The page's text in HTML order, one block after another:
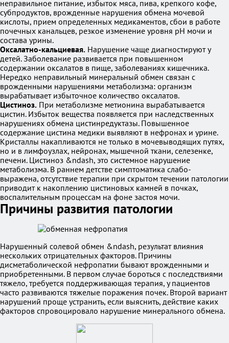
неправильное питание, избыток мяса, пива, крепкого кофе,
субпродуктов, врожденные нарушения обмена мочевой
кислоты, прием определенных медикаментов, сбои в работе
почечных канальцев, резкое изменение уровня рН мочи и
состава урины.
Оксалатно-кальциевая. Нарушение чаще диагностируют у
детей. Заболевание развивается при повышенном
содержании оксалатов в пище, заболеваниях кишечника.
Нередко неправильный минеральный обмен связан с
врожденными нарушениями метаболизма: организм
вырабатывает избыточное количество оксалатов.
Цистиноз. При метаболизме метионина вырабатывается
цистин. Избыток вещества появляется при наследственных
нарушениях обмена цистинредуктазы. Повышенное
содержание цистина медики выявляют в нефронах и урине.
Кристаллы накапливаются не только в мочевыводящих путях,
но и в лимфоузлах, нейронах, мышечной ткани, селезенке,
печени. Цистиноз &ndash, это системное нарушение
метаболизма. В раннем детстве симптоматика слабо-
выражена, отсутствие терапии при скрытом течении патологии
приводит к накоплению цистиновых камней в почках,
воспалительным процессам на фоне застоя мочи.
Причины развития патологии
Нарушенный солевой обмен &ndash, результат влияния
нескольких отрицательных факторов. Причины
дисметаболической нефропатии бывают врожденными и
приобретенными. В первом случае бороться с последствиями
тяжело, требуется поддерживающая терапия, у пациентов
часто развиваются тяжелые поражения почек. Второй вариант
нарушений проще устранить, если выяснить, действие каких
факторов спровоцировало нарушение минерального обмена.